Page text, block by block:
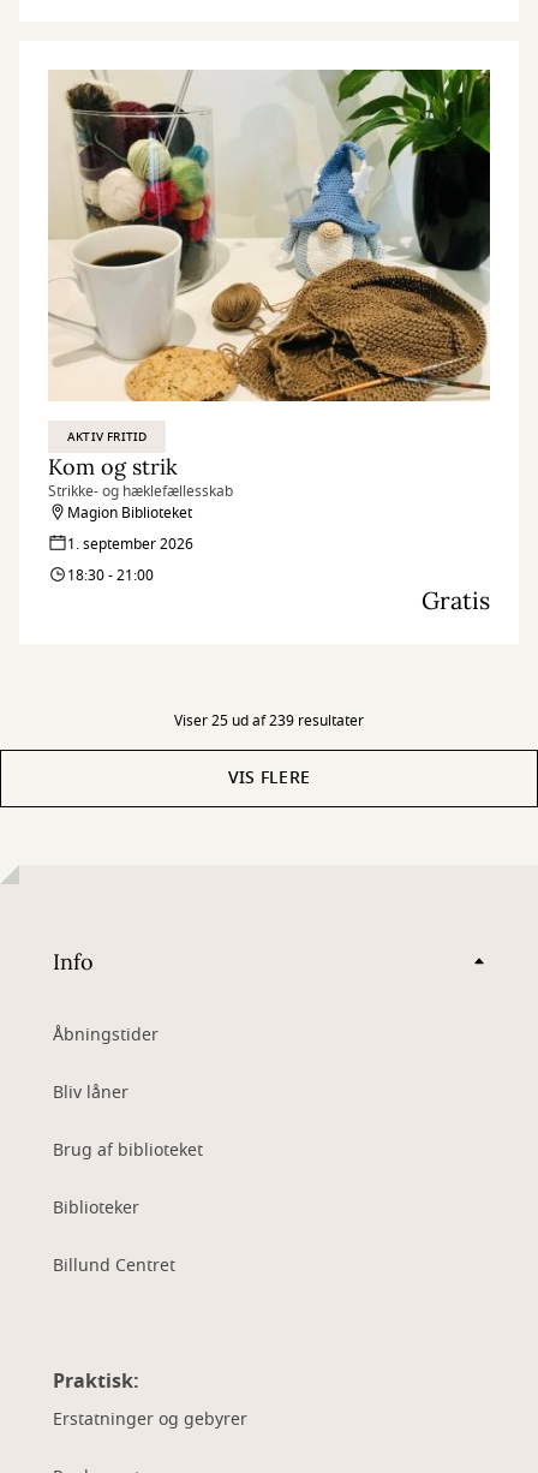
AKTIV FRITID
Kom og strik
Strikke- og hæklefællesskab
Magion Biblioteket
1. september 2026
18:30 - 21:00
Gratis
Viser 25 ud af 239 resultater
VIS FLERE
Info
Åbningstider
Bliv låner
Brug af biblioteket
Biblioteker
Billund Centret
Praktisk:
Erstatninger og gebyrer